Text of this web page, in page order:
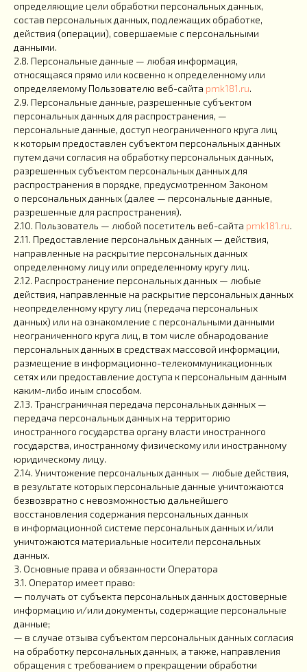
определяющие цели обработки персональных данных,
состав персональных данных, подлежащих обработке,
действия (операции), совершаемые с персональными
данными.
2.8. Персональные данные — любая информация,
относящаяся прямо или косвенно к определенному или
определяемому Пользователю веб-сайта pmk181.ru.
2.9. Персональные данные, разрешенные субъектом
персональных данных для распространения, —
персональные данные, доступ неограниченного круга лиц
к которым предоставлен субъектом персональных данных
путем дачи согласия на обработку персональных данных,
разрешенных субъектом персональных данных для
распространения в порядке, предусмотренном Законом
о персональных данных (далее — персональные данные,
разрешенные для распространения).
2.10. Пользователь — любой посетитель веб-сайта pmk181.ru.
2.11. Предоставление персональных данных — действия,
направленные на раскрытие персональных данных
определенному лицу или определенному кругу лиц.
2.12. Распространение персональных данных — любые
действия, направленные на раскрытие персональных данных
неопределенному кругу лиц (передача персональных
данных) или на ознакомление с персональными данными
неограниченного круга лиц, в том числе обнародование
персональных данных в средствах массовой информации,
размещение в информационно-телекоммуникационных
сетях или предоставление доступа к персональным данным
каким-либо иным способом.
2.13. Трансграничная передача персональных данных —
передача персональных данных на территорию
иностранного государства органу власти иностранного
государства, иностранному физическому или иностранному
юридическому лицу.
2.14. Уничтожение персональных данных — любые действия,
в результате которых персональные данные уничтожаются
безвозвратно с невозможностью дальнейшего
восстановления содержания персональных данных
в информационной системе персональных данных и/или
уничтожаются материальные носители персональных
данных.
3. Основные права и обязанности Оператора
3.1. Оператор имеет право:
— получать от субъекта персональных данных достоверные
информацию и/или документы, содержащие персональные
данные;
— в случае отзыва субъектом персональных данных согласия
на обработку персональных данных, а также, направления
обращения с требованием о прекращении обработки